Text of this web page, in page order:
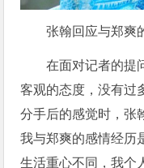
张翰回应与郑爽
在面对记者的提
客观的态度，没有过
分手后的感觉时，张
我与郑爽的感情经历
生活重心不同，我个